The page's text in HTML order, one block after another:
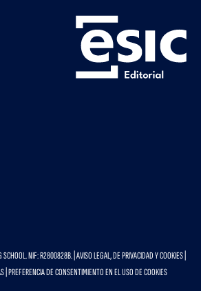
NIF: R2800828B. | AVISO LEGAL, DE PRIVACIDAD Y COOKIES
PREFERENCIA DE CONSENTIMIENTO EN EL USO DE COOKIES